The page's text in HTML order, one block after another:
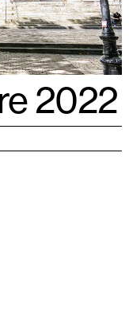
2022